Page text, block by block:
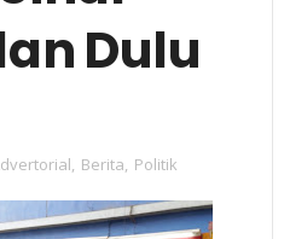
Dulu
, Berita, Politik